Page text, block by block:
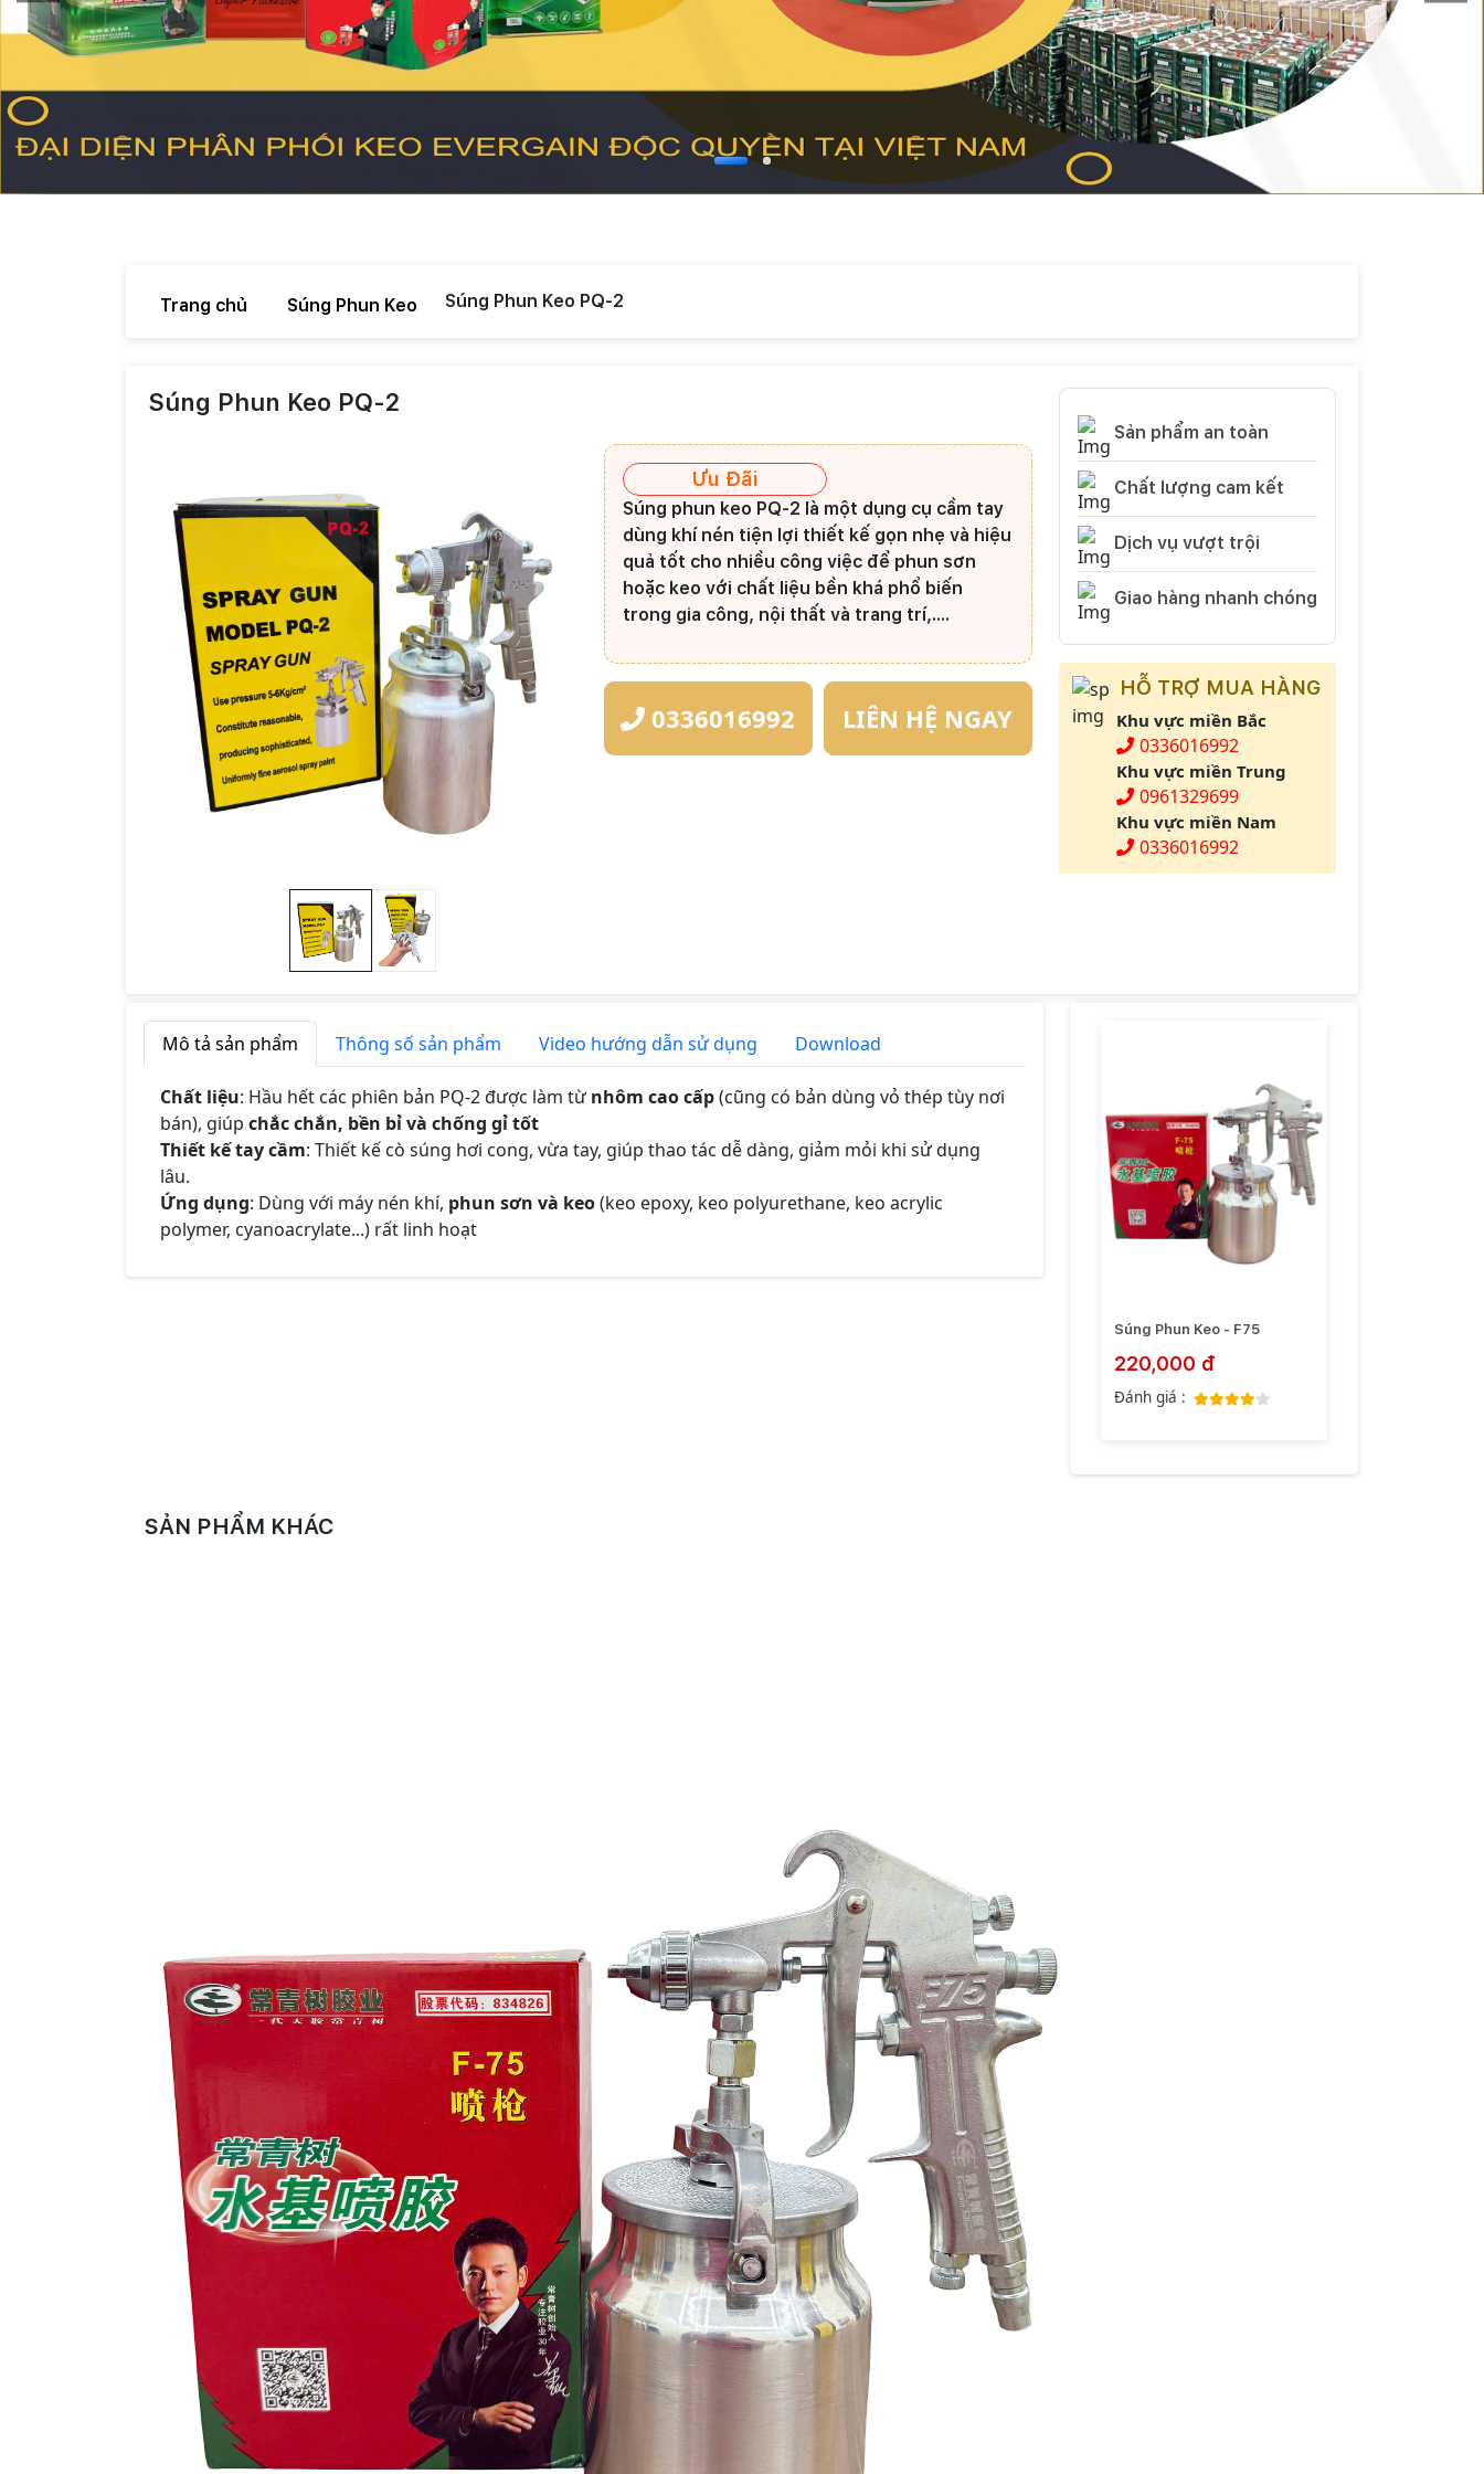
Trang chủ
Súng Phun Keo
Súng Phun Keo PQ-2
Súng Phun Keo PQ-2
Ưu Đãi
Súng phun keo PQ-2 là một dụng cụ cầm tay
dùng khí nén tiện lợi thiết kế gọn nhẹ và hiệu
quả tốt cho nhiều công việc để phun sơn
hoặc keo với chất liệu bền khá phổ biến
trong gia công, nội thất và trang trí,....
0336016992 LIÊN HỆ NGAY
Sản phẩm an toàn
Chất lượng cam kết
Dịch vụ vượt trội
Giao hàng nhanh chóng
HỖ TRỢ MUA HÀNG
Khu vực miền Bắc
0336016992
Khu vực miền Trung
0961329699
Khu vực miền Nam
0336016992
Mô tả sản phẩm Thông số sản phẩm Video hướng dẫn sử dụng Download
Chất liệu: Hầu hết các phiên bản PQ‑2 được làm từnhôm cao cấp(cũng có bản dùng vỏ thép tùy nơi
bán), giúp chắc chắn, bền bỉ và chống gỉ tốt
Thiết kế tay cầm: Thiết kế cò súng hơi cong, vừa tay, giúp thao tác dễ dàng, giảm mỏi khi sử dụng
lâu.
Ứng dụng: Dùng với máy nén khí, phun sơn và keo(keo epoxy, keo polyurethane, keo acrylic
polymer, cyanoacrylate...) rất linh hoạt
Súng Phun Keo - F75
220,000 đ
Đánh giá :
SẢN PHẨM KHÁC